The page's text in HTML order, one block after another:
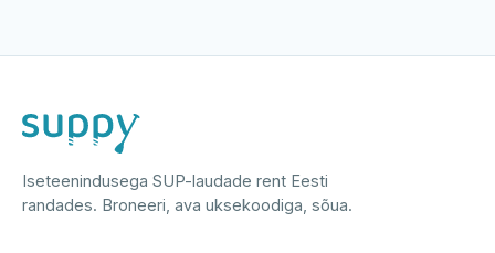
Iseteenindusega SUP-laudade rent Eesti
randades. Broneeri, ava uksekoodiga, sõua.